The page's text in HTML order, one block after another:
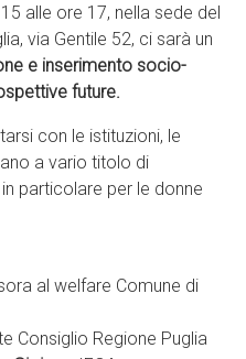
alle ore 17, nella sede del
via Gentile 52, ci sarà un
e inserimento socio-
future.
con le istituzioni, le
a vario titolo di
particolare per le donne
al welfare Comune di
Consiglio Regione Puglia